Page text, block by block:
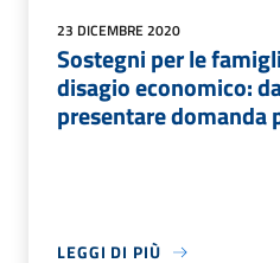
23 DICEMBRE 2020
Sostegni per le
disagio economico:
presentare domanda
LEGGI DI PIÙ